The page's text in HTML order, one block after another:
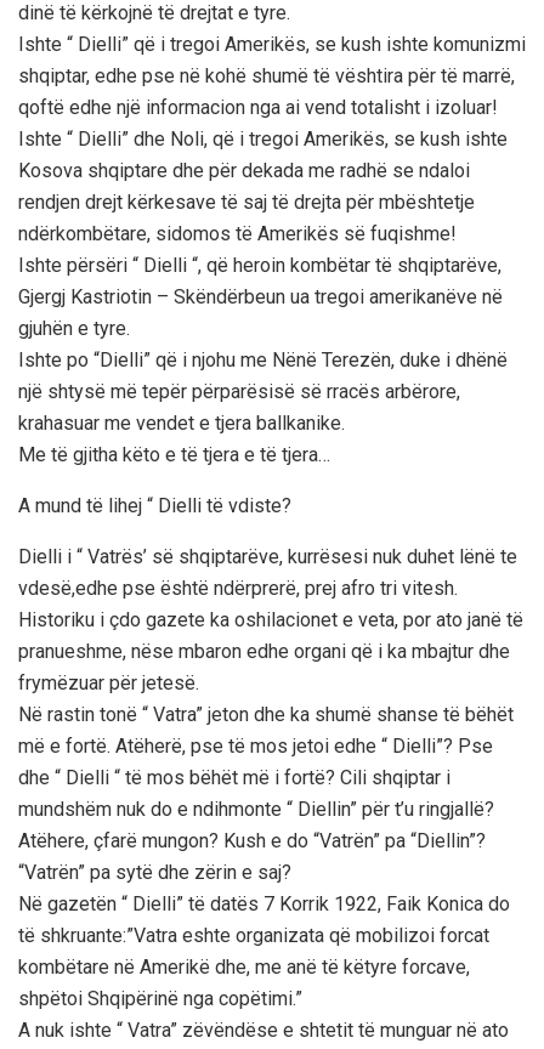
dinë të kërkojnë të drejtat e tyre.
Ishte “ Dielli” që i tregoi Amerikës, se kush ishte komunizmi
shqiptar, edhe pse në kohë shumë të vështira për të marrë,
qoftë edhe një informacion nga ai vend totalisht i izoluar!
Ishte “ Dielli” dhe Noli, që i tregoi Amerikës, se kush ishte
Kosova shqiptare dhe për dekada me radhë se ndaloi
rendjen drejt kërkesave të saj të drejta për mbështetje
ndërkombëtare, sidomos të Amerikës së fuqishme!
Ishte përsëri “ Dielli “, që heroin kombëtar të shqiptarëve,
Gjergj Kastriotin – Skëndërbeun ua tregoi amerikanëve në
gjuhën e tyre.
Ishte po “Dielli” që i njohu me Nënë Terezën, duke i dhënë
një shtysë më tepër përparësisë së rracës arbërore,
krahasuar me vendet e tjera ballkanike.
Me të gjitha këto e të tjera e të tjera…
A mund të lihej “ Dielli të vdiste?
Dielli i “ Vatrës’ së shqiptarëve, kurrësesi nuk duhet lënë te
vdesë,edhe pse është ndërprerë, prej afro tri vitesh.
Historiku i çdo gazete ka oshilacionet e veta, por ato janë të
pranueshme, nëse mbaron edhe organi që i ka mbajtur dhe
frymëzuar për jetesë.
Në rastin tonë “ Vatra” jeton dhe ka shumë shanse të bëhët
më e fortë. Atëherë, pse të mos jetoi edhe “ Dielli”? Pse
dhe “ Dielli “ të mos bëhët më i fortë? Cili shqiptar i
mundshëm nuk do e ndihmonte “ Diellin” për t’u ringjallë?
Atëhere, çfarë mungon? Kush e do “Vatrën” pa “Diellin”?
“Vatrën” pa sytë dhe zërin e saj?
Në gazetën “ Dielli” të datës 7 Korrik 1922, Faik Konica do
të shkruante:”Vatra eshte organizata që mobilizoi forcat
kombëtare në Amerikë dhe, me anë të këtyre forcave,
shpëtoi Shqipërinë nga copëtimi.”
A nuk ishte “ Vatra” zëvëndëse e shtetit të munguar në ato